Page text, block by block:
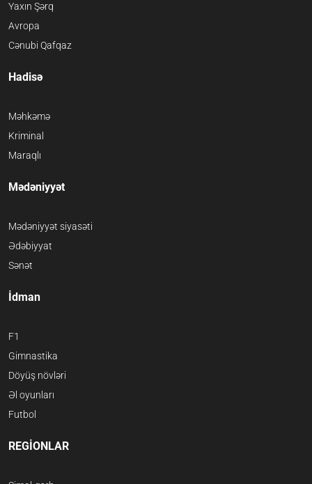
Yaxın Şərq
Avropa
Cənubi Qafqaz
Hadisə
Məhkəmə
Kriminal
Maraqlı
Mədəniyyət
Mədəniyyət siyasəti
Ədəbiyyat
Sənət
İdman
F1
Gimnastika
Döyüş növləri
Əl oyunları
Futbol
REGİONLAR